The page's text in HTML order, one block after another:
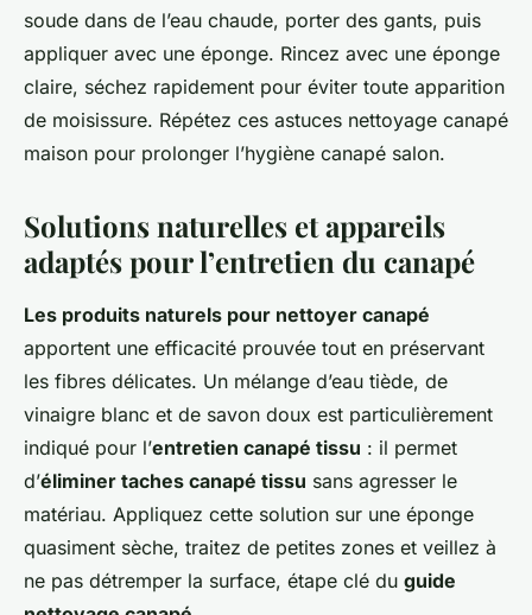
soude dans de l’eau chaude, porter des gants, puis
appliquer avec une éponge. Rincez avec une éponge
claire, séchez rapidement pour éviter toute apparition
de moisissure. Répétez ces astuces nettoyage canapé
maison pour prolonger l’hygiène canapé salon.
Solutions naturelles et appareils
adaptés pour l’entretien du canapé
Les produits naturels pour nettoyer canapé
apportent une efficacité prouvée tout en préservant
les fibres délicates. Un mélange d’eau tiède, de
vinaigre blanc et de savon doux est particulièrement
indiqué pour l’entretien canapé tissu : il permet
d’éliminer taches canapé tissu sans agresser le
matériau. Appliquez cette solution sur une éponge
quasiment sèche, traitez de petites zones et veillez à
ne pas détremper la surface, étape clé du guide